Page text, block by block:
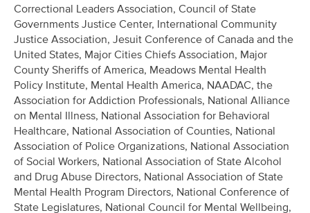
Correctional Leaders Association, Council of State
Governments Justice Center, International Community
Justice Association, Jesuit Conference of Canada and the
United States, Major Cities Chiefs Association, Major
County Sheriffs of America, Meadows Mental Health
Policy Institute, Mental Health America, NAADAC, the
Association for Addiction Professionals, National Alliance
on Mental Illness, National Association for Behavioral
Healthcare, National Association of Counties, National
Association of Police Organizations, National Association
of Social Workers, National Association of State Alcohol
and Drug Abuse Directors, National Association of State
Mental Health Program Directors, National Conference of
State Legislatures, National Council for Mental Wellbeing,